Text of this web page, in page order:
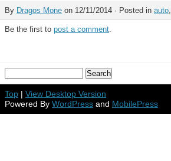
By Dragos Mone on 12/11/2014 · Posted in auto,
Be the first to post a comment.
Top | View Desktop Version
Powered By WordPress and MobilePress